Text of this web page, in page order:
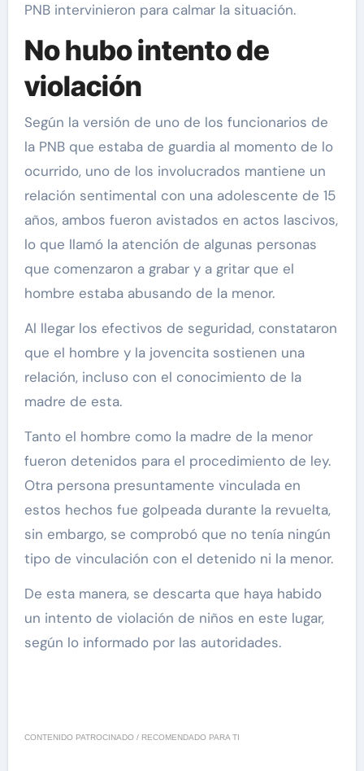
PNB intervinieron para calmar la situación.
No hubo intento de
violación
Según la versión de uno de los funcionarios de
la PNB que estaba de guardia al momento de lo
ocurrido, uno de los involucrados mantiene un
relación sentimental con una adolescente de 15
años, ambos fueron avistados en actos lascivos,
lo que llamó la atención de algunas personas
que comenzaron a grabar y a gritar que el
hombre estaba abusando de la menor.
Al llegar los efectivos de seguridad, constataron
que el hombre y la jovencita sostienen una
relación, incluso con el conocimiento de la
madre de esta.
Tanto el hombre como la madre de la menor
fueron detenidos para el procedimiento de ley.
Otra persona presuntamente vinculada en
estos hechos fue golpeada durante la revuelta,
sin embargo, se comprobó que no tenía ningún
tipo de vinculación con el detenido ni la menor.
De esta manera, se descarta que haya habido
un intento de violación de niños en este lugar,
según lo informado por las autoridades.
CONTENIDO PATROCINADO / RECOMENDADO PARA TI